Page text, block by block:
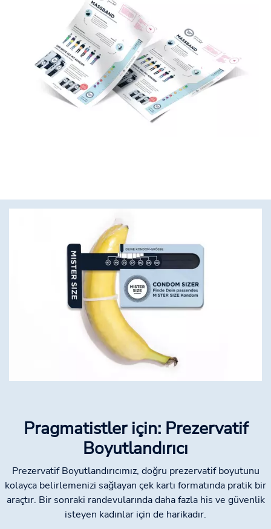
Pragmatistler için: Prezervatif
Boyutlandırıcı
Prezervatif Boyutlandırıcımız, doğru prezervatif boyutunu
kolayca belirlemenizi sağlayan çek kartı formatında pratik bir
araçtır. Bir sonraki randevularında daha fazla his ve güvenlik
isteyen kadınlar için de harikadır.